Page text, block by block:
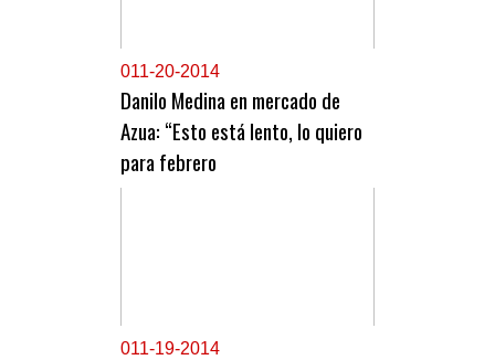
011-20-2014
Danilo Medina en mercado de
Azua: “Esto está lento, lo quiero
para febrero
011-19-2014